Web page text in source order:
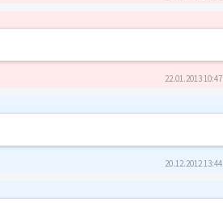
22.01.2013 10:47
20.12.2012 13:44